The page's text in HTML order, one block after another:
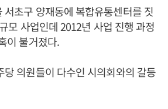
초구 양재동에 복합유통센터를 짓
모 사업인데 2012년 사업 진행 과정
이 불거졌다.
당 의원들이 다수인 시의회와의 갈등